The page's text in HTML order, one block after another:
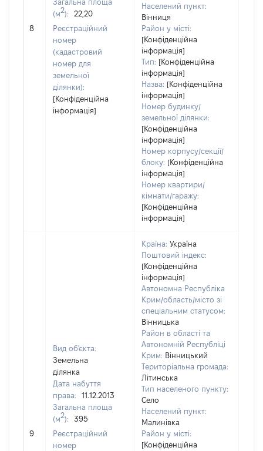
8
Загальна площа
(м2):
22,20
Реєстраційний
номер
(кадастровий
номер для
земельної
ділянки):
[Конфіденційна
інформація]
Населений пункт:
Вінниця
Район у місті:
[Конфіденційна
інформація]
Тип: [Конфіденційна
інформація]
Назва: [Конфіденційна
інформація]
Номер будинку/
земельної ділянки:
[Конфіденційна
інформація]
Номер корпусу/секції/
блоку: [Конфіденційна
інформація]
Номер квартири/
кімнати/гаражу:
[Конфіденційна
інформація]
9
Вид об'єкта:
Земельна
ділянка
Дата набуття
права:
11.12.2013
Загальна площа
(м2):
395
Реєстраційний
номер
Країна: Україна
Поштовий індекс:
[Конфіденційна
інформація]
Автономна Республіка
Крим/область/місто зі
спеціальним статусом:
Вінницька
Район в області та
Автономній Республіці
Крим: Вінницький
Територіальна громада:
Літинська
Тип населеного пункту:
Село
Населений пункт:
Малинівка
Район у місті:
[Конфіденційна